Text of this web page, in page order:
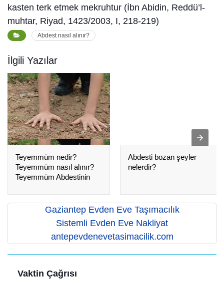
kasten terk etmek mekruhtur (İbn Abidin, Reddü’l-
muhtar, Riyad, 1423/2003, I, 218-219)
Abdest nasıl alınır?
İlgili Yazılar
Teyemmüm nedir?
Teyemmüm nasıl alınır?
Teyemmüm Abdestinin
Abdesti bozan şeyler
nelerdir?
Gaziantep Evden Eve Taşımacılık
Sistemli Evden Eve Nakliyat
antepevdenevetasimacilik.com
Vaktin Çağrısı